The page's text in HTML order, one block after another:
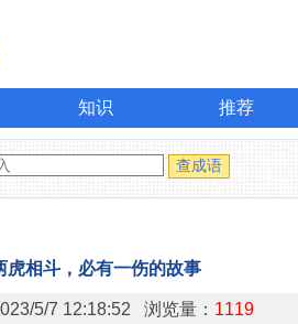
知识 推荐
虎相斗，必有一伤的故事
5/7 12:18:52 浏览量： 1119